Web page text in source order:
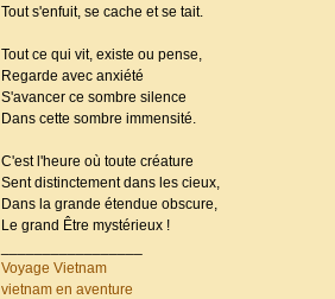
Tout s'enfuit, se cache et se tait.
Tout ce qui vit, existe ou pense,
Regarde avec anxiété
S'avancer ce sombre silence
Dans cette sombre immensité.
C'est l'heure où toute créature
Sent distinctement dans les cieux,
Dans la grande étendue obscure,
Le grand Être mystérieux !
Voyage Vietnam
vietnam en aventure